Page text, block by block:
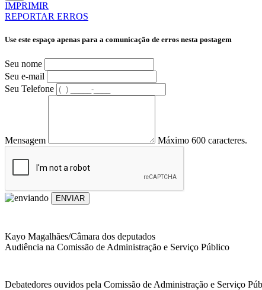
IMPRIMIR
REPORTAR ERROS
Use este espaço apenas para a comunicação de erros nesta postagem
Seu nome
Seu e-mail
Seu Telefone
Mensagem Máximo 600 caracteres.
ENVIAR
Kayo Magalhães/Câmara dos deputados
Audiência na Comissão de Administração e Serviço Público
Debatedores ouvidos pela Comissão de Administração e Serviço